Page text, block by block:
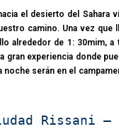
el desierto del Sahara
camino. Una vez
alrededor de 1: 30mim,
gran experiencia donde
noche serán en el
Rissani